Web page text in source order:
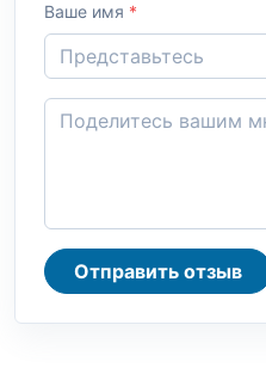
Ваше имя *
Отправить отзыв